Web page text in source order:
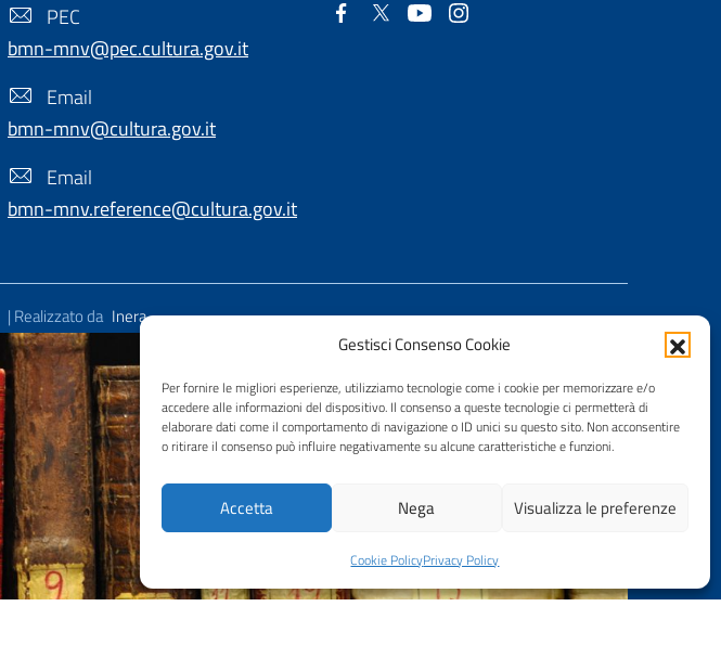
Gestisci Consenso Cookie
Per fornire le migliori esperienze, utilizziamo tecnologie come i cookie per memorizzare e/o
accedere alle informazioni del dispositivo. Il consenso a queste tecnologie ci permetterà di
elaborare dati come il comportamento di navigazione o ID unici su questo sito. Non acconsentire
o ritirare il consenso può influire negativamente su alcune caratteristiche e funzioni.
Accetta Nega Visualizza le preferenze
Cookie PolicyPrivacy Policy
PEC
bmn-mnv@pec.cultura.gov.it
Email
bmn-mnv@cultura.gov.it
Email
bmn-mnv.reference@cultura.gov.it
| Realizzato da Inera